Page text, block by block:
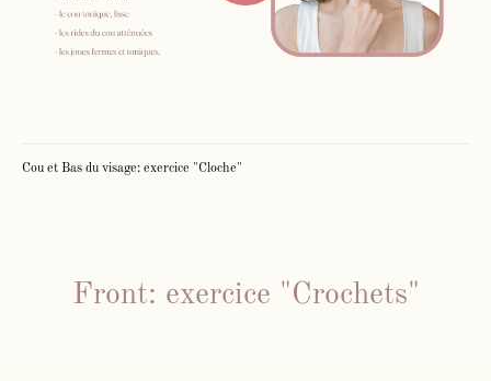
Cou et Bas du visage: exercice "Cloche"
Front: exercice "Crochets"
Mes cours en présentiel et / ou
Inst Fb